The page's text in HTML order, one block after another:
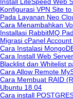
Konfigurasi VPN Site
Pada Layanan Neo
Cara Menambahkan
Installasi RabbitMQ
Migrasi cPanel
Cara Instalasi
Cara Install Web
Blacklist dan Whitelist
Cara Allow Remote
Cara Membuat RAID
Ubuntu 18.04
Cara install